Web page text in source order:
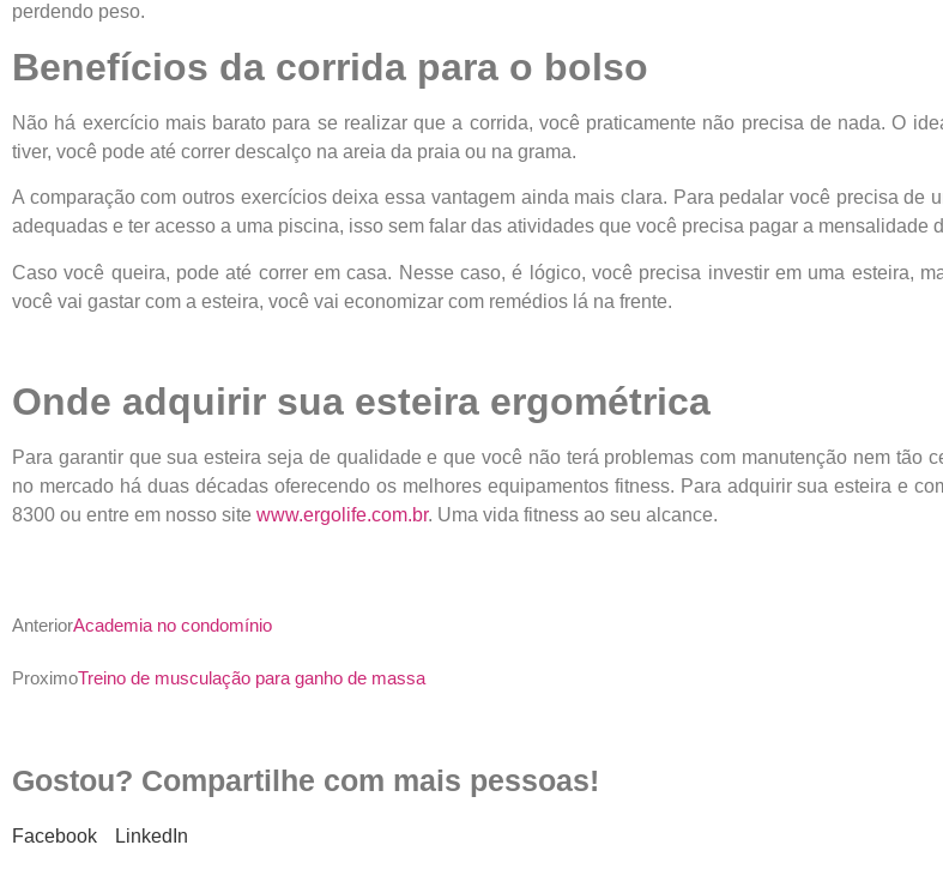
perdendo peso.
Benefícios da corrida para o bolso
Não há exercício mais barato para se realizar que a corrida, você praticamente não precisa de nada. O
tiver, você pode até correr descalço na areia da praia ou na grama.
A comparação com outros exercícios deixa essa vantagem ainda mais clara. Para pedalar você precisa de
adequadas e ter acesso a uma piscina, isso sem falar das atividades que você precisa pagar a mensalidade
Caso você queira, pode até correr em casa. Nesse caso, é lógico, você precisa investir em uma esteira,
você vai gastar com a esteira, você vai economizar com remédios lá na frente.
Onde adquirir sua esteira ergométrica
Para garantir que sua esteira seja de qualidade e que você não terá problemas com manutenção nem tão
no mercado há duas décadas oferecendo os melhores equipamentos fitness. Para adquirir sua esteira e
8300 ou entre em nosso site www.ergolife.com.br. Uma vida fitness ao seu alcance.
AnteriorAcademia no condomínio
ProximoTreino de musculação para ganho de massa
Gostou? Compartilhe com mais pessoas!
Facebook LinkedIn